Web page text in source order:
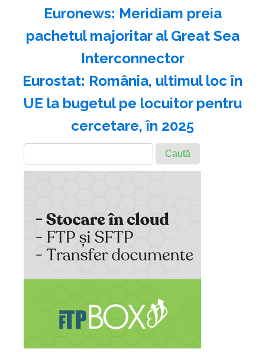
Euronews: Meridiam preia
pachetul majoritar al Great Sea
Interconnector
Eurostat: România, ultimul loc în
UE la bugetul pe locuitor pentru
cercetare, în 2025